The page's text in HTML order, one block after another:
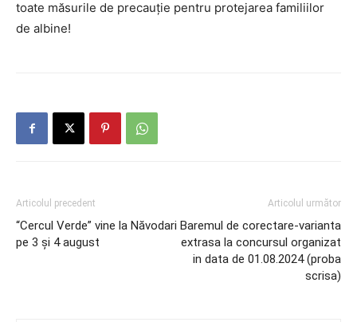
toate măsurile de precauție pentru protejarea familiilor
de albine!
Articolul precedent
“Cercul Verde” vine la Năvodari
pe 3 și 4 august
Articolul următor
Baremul de corectare-varianta
extrasa la concursul organizat
in data de 01.08.2024 (proba
scrisa)